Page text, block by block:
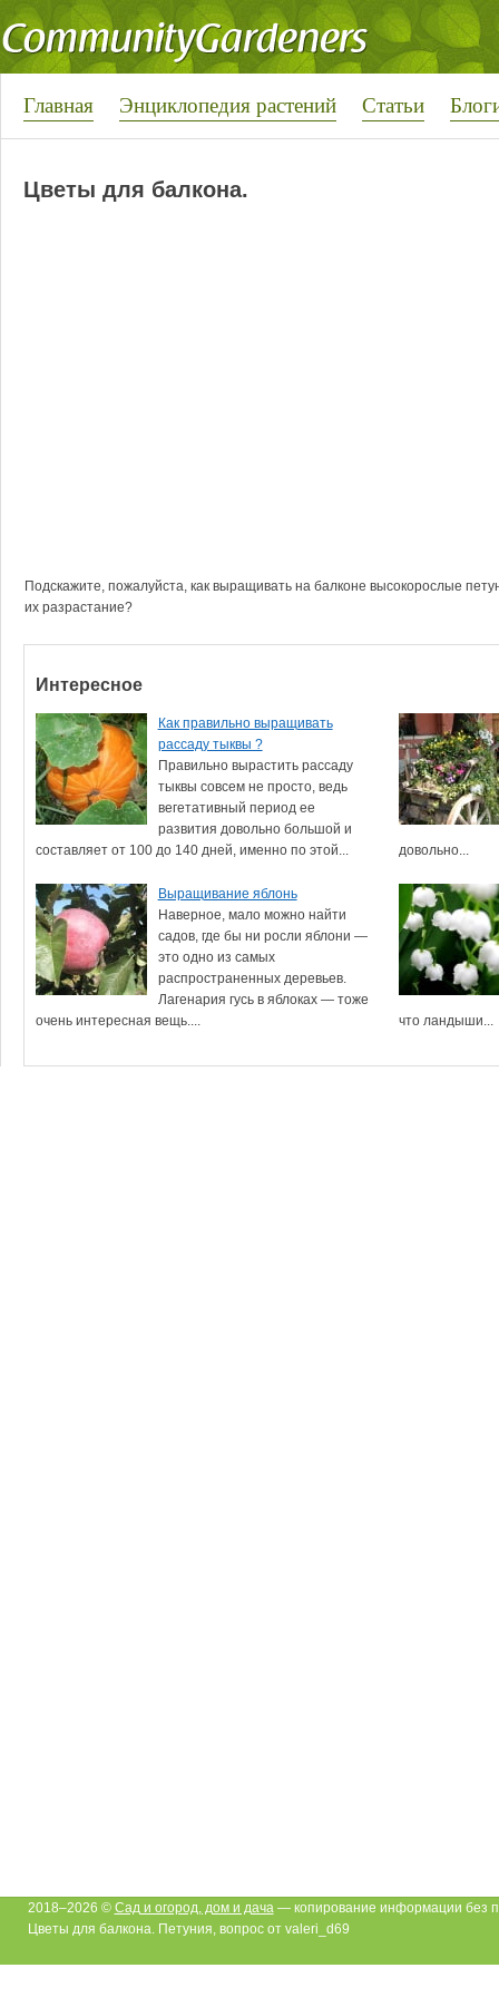
Главная Энциклопедия растений Статьи
Цветы для балкона.
Подскажите, пожалуйста, как выращивать на балконе высокорослые
их разрастание?
Интересное
Как правильно выращивать
рассаду тыквы ?
Правильно вырастить рассаду
тыквы совсем не просто, ведь
вегетативный период ее
развития довольно большой и
составляет от 100 до 140 дней, именно по этой...
довольно...
Выращивание яблонь
Наверное, мало можно найти
садов, где бы ни росли яблони —
это одно из самых
распространенных деревьев.
Лагенария гусь в яблоках — тоже
очень интересная вещь....
что ландыши...
2018–2026 © Сад и огород, дом и дача— копирование информации без
Цветы для балкона. Петуния, вопрос от valeri_d69